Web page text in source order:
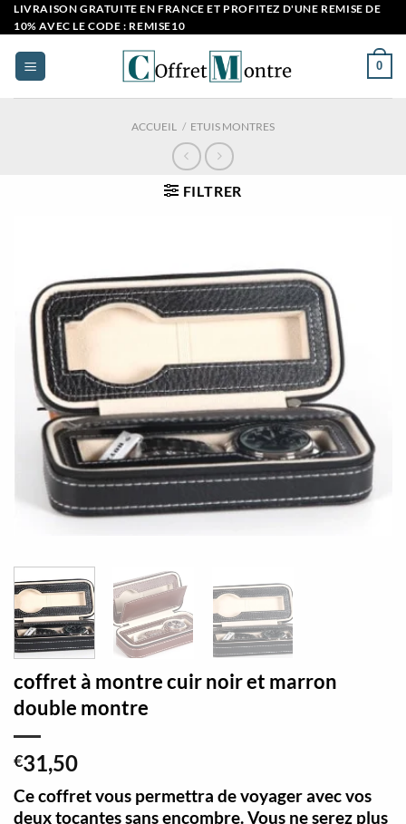
Passer
au
contenu
LIVRAISON GRATUITE EN FRANCE ET PROFITEZ D'UNE REMISE DE
10% AVEC LE CODE : REMISE10
0
ACCUEIL / ETUIS MONTRES
FILTRER
coffret à montre cuir noir et marron
double montre
€31,50
Ce coffret vous permettra de voyager avec vos
deux tocantes sans encombre. Vous ne serez plus